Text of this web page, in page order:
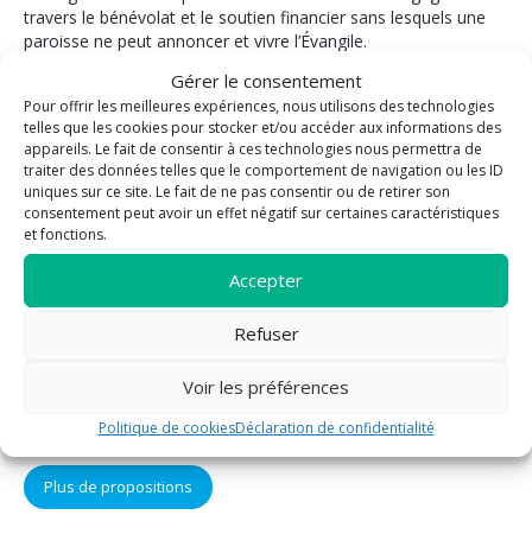
Gérer le consentement
Pour offrir les meilleures expériences, nous utilisons des technologies
telles que les cookies pour stocker et/ou accéder aux informations des
appareils. Le fait de consentir à ces technologies nous permettra de
traiter des données telles que le comportement de navigation ou les ID
uniques sur ce site. Le fait de ne pas consentir ou de retirer son
consentement peut avoir un effet négatif sur certaines caractéristiques
et fonctions.
Accepter
Refuser
Voir les préférences
Politique de cookiesDéclaration de confidentialité
travers le bénévolat et le soutien financier sans lesquels une
paroisse ne peut annoncer et vivre l’Évangile.
La paroisse vous propose
Bénévolat
Enfants / Jeunes
Evangélisation
Formation
Vie fraternelle
Pastorale des
funérailles
Mariage
malades
réconciliation
Baptême
Plus de propositions